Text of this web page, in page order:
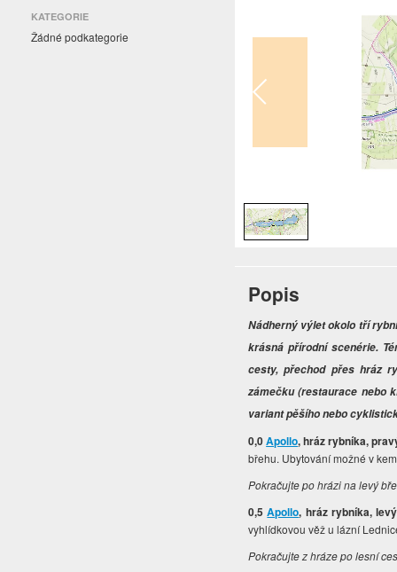
KATEGORIE
Žádné podkategorie
Popis
Nádherný výlet okolo tří
krásná přírodní scenérie.
cesty, přechod přes hráz
zámečku (restaurace nebo
variant pěšího nebo
0,0Apollo, hráz rybníka,
břehu. Ubytování možné v
Pokračujte po hrázi na levý
0,5Apollo, hráz rybníka,
vyhlídkovou věž u lázní
Pokračujte z hráze po lesní